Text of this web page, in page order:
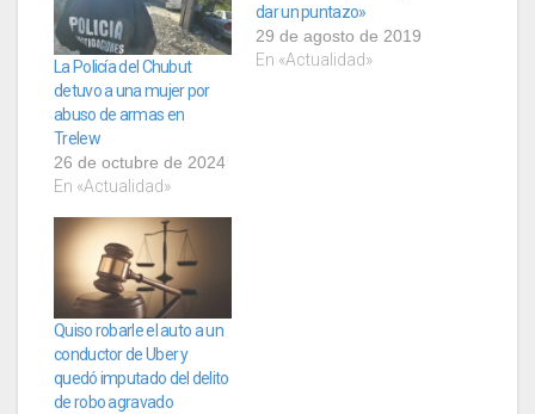
La Policía del Chubut
detuvo a una mujer por
abuso de armas en
Trelew
26 de octubre de 2024
En «Actualidad»
dar un puntazo»
29 de agosto de 2019
En «Actualidad»
Quiso robarle el auto a un
conductor de Uber y
quedó imputado del delito
de robo agravado